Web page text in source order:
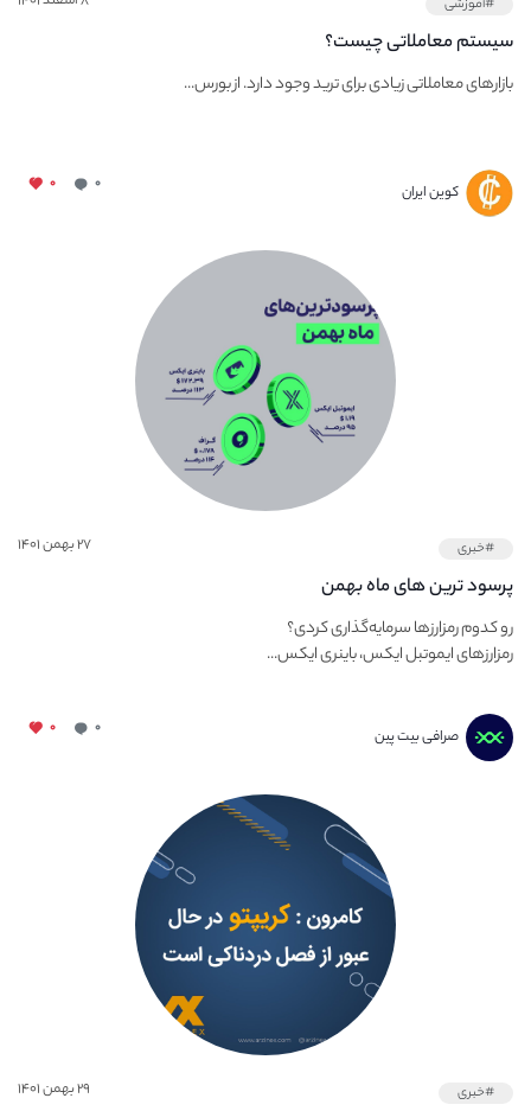
سیستم معاملاتی چیست؟
بازارهای معاملاتی زیادی برای ترید وجود دارد. از بورس...
کوین ایران ۰ ۰
#خبری ۲۷ بهمن ۱۴۰۱
پرسود ترین های ماه بهمن
رو کدوم رمزارزها سرمایه‌گذاری کردی؟
رمزارزهای ایموتبل ایکس، باینری ایکس...
صرافی بیت پین ۰ ۰
#خبری ۲۹ بهمن ۱۴۰۱